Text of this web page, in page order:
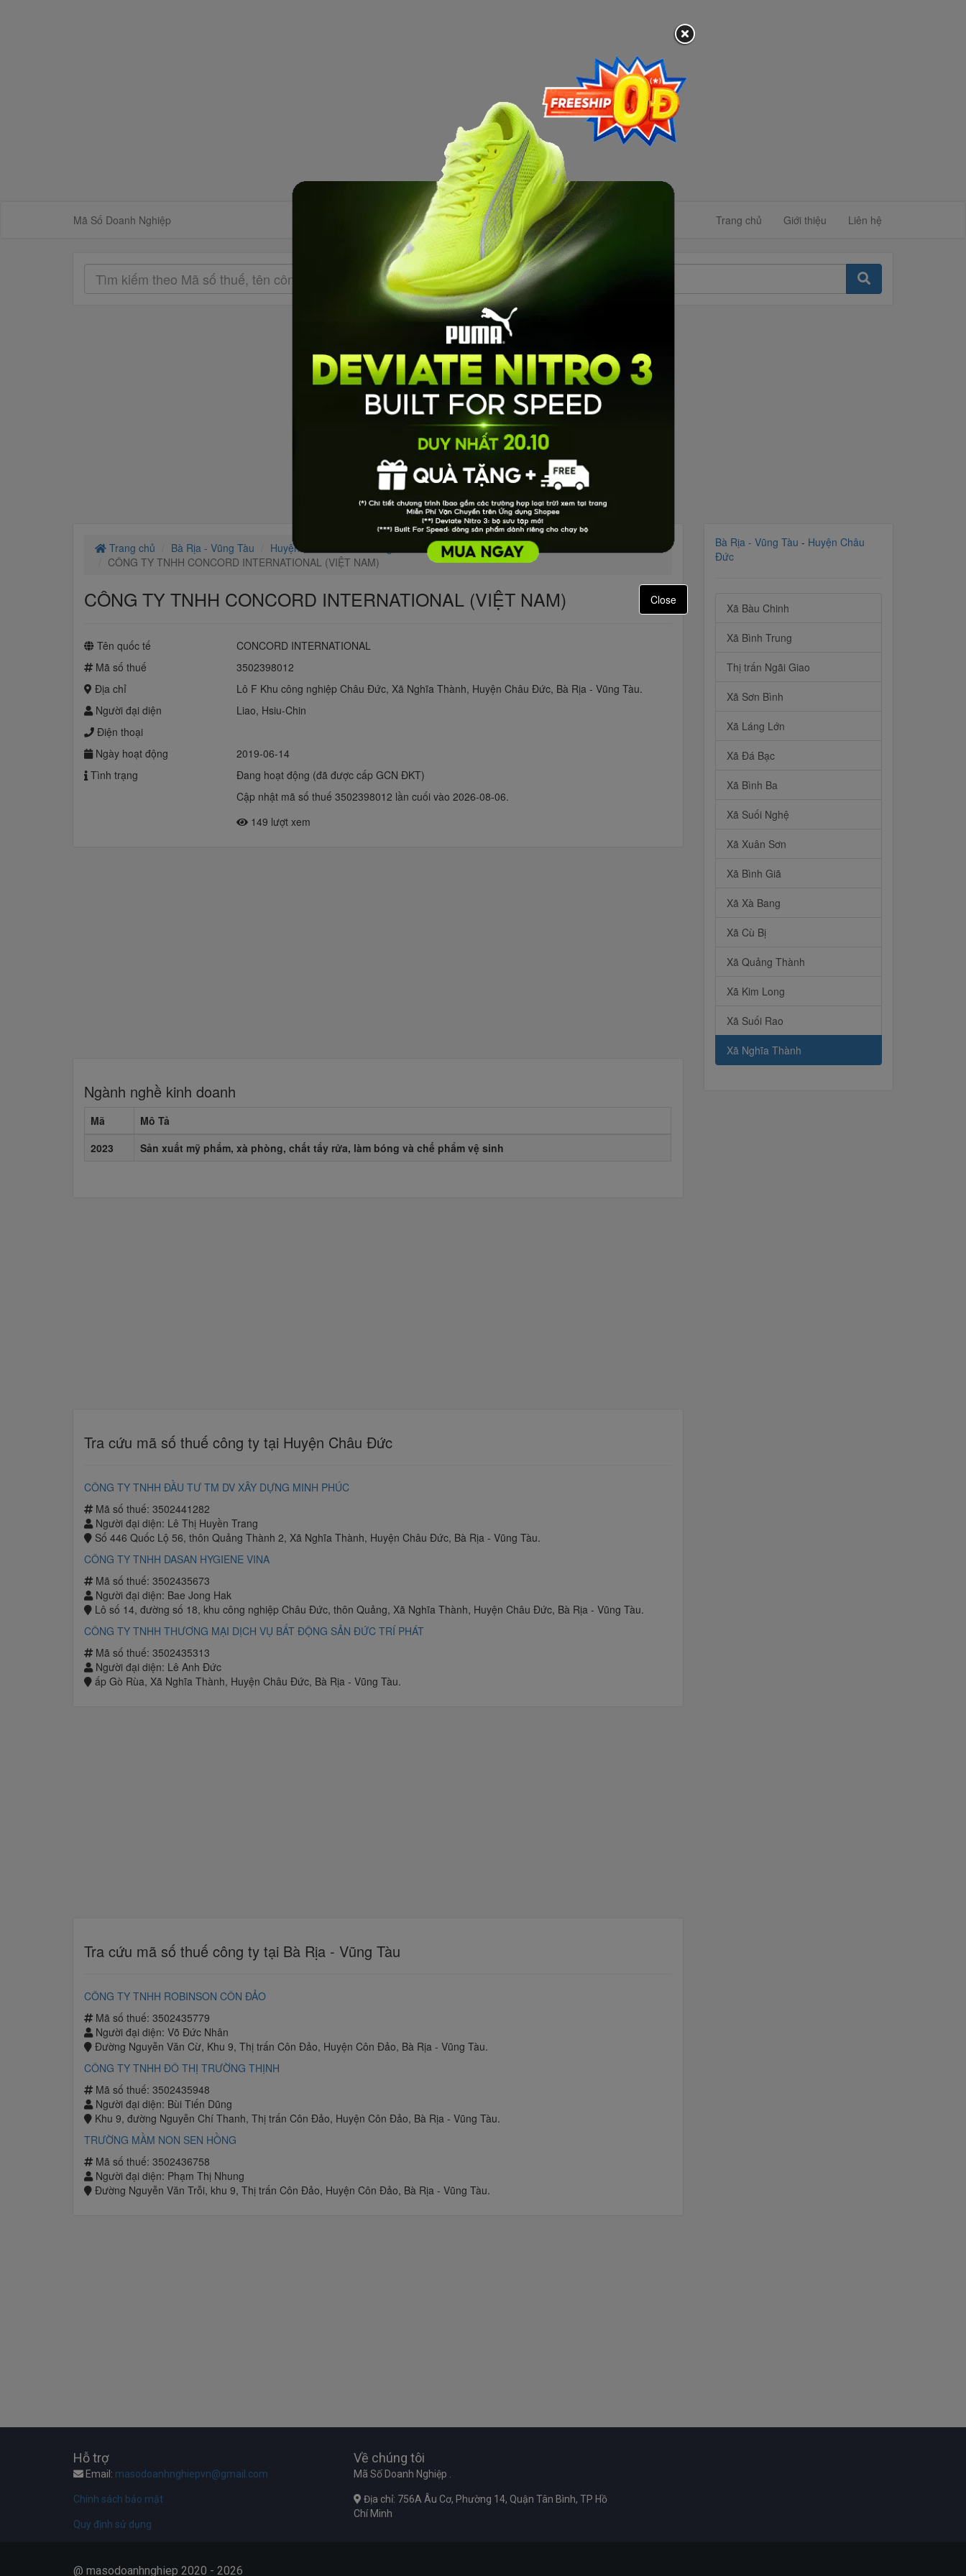
Mã Số Doanh Nghiệp Trang chủ Giới thiệu Liên hệ
Trang chủ Bà Rịa - Vũng Tàu Huyện Châu Đức
Xã Nghĩa Thành
CÔNG TY TNHH CONCORD INTERNATIONAL (VIỆT NAM)
CÔNG TY TNHH CONCORD INTERNATIONAL (VIỆT NAM)
Tên quốc tế
CONCORD INTERNATIONAL
Mã số thuế
3502398012
Địa chỉ
Lô F Khu công nghiệp Châu Đức, Xã Nghĩa Thành, Huyện Châu Đức, Bà Rịa - Vũng Tàu.
Người đại diện
Liao, Hsiu-Chin
Điện thoại
Ngày hoạt động
2019-06-14
Tình trạng
Đang hoạt động (đã được cấp GCN ĐKT)
Cập nhật mã số thuế 3502398012 lần cuối vào 2026-08-06.
149 lượt xem
Ngành nghề kinh doanh
Mã
Mô Tả
2023
Sản xuất mỹ phẩm, xà phòng, chất tẩy rửa, làm bóng và chế phẩm vệ sinh
Tra cứu mã số thuế công ty tại Huyện Châu Đức
CÔNG TY TNHH ĐẦU TƯ TM DV XÂY DỰNG MINH PHÚC
Mã số thuế: 3502441282
Người đại diện: Lê Thị Huyền Trang
Số 446 Quốc Lộ 56, thôn Quảng Thành 2, Xã Nghĩa Thành, Huyện Châu Đức, Bà Rịa - Vũng Tàu.
CÔNG TY TNHH DASAN HYGIENE VINA
Mã số thuế: 3502435673
Người đại diện: Bae Jong Hak
Lô số 14, đường số 18, khu công nghiệp Châu Đức, thôn Quảng, Xã Nghĩa Thành, Huyện Châu Đức, Bà Rịa - Vũng Tàu.
CÔNG TY TNHH THƯƠNG MẠI DỊCH VỤ BẤT ĐỘNG SẢN ĐỨC TRÍ PHÁT
Mã số thuế: 3502435313
Người đại diện: Lê Anh Đức
ấp Gò Rùa, Xã Nghĩa Thành, Huyện Châu Đức, Bà Rịa - Vũng Tàu.
Tra cứu mã số thuế công ty tại Bà Rịa - Vũng Tàu
CÔNG TY TNHH ROBINSON CÔN ĐẢO
Mã số thuế: 3502435779
Người đại diện: Võ Đức Nhân
Đường Nguyễn Văn Cừ, Khu 9, Thị trấn Côn Đảo, Huyện Côn Đảo, Bà Rịa - Vũng Tàu.
CÔNG TY TNHH ĐÔ THỊ TRƯỜNG THỊNH
Mã số thuế: 3502435948
Người đại diện: Bùi Tiến Dũng
Khu 9, đường Nguyễn Chí Thanh, Thị trấn Côn Đảo, Huyện Côn Đảo, Bà Rịa - Vũng Tàu.
TRƯỜNG MẦM NON SEN HỒNG
Mã số thuế: 3502436758
Người đại diện: Phạm Thị Nhung
Đường Nguyễn Văn Trỗi, khu 9, Thị trấn Côn Đảo, Huyện Côn Đảo, Bà Rịa - Vũng Tàu.
Bà Rịa - Vũng Tàu - Huyện Châu
Đức
Xã Bàu Chinh
Xã Bình Trung
Thị trấn Ngãi Giao
Xã Sơn Bình
Xã Láng Lớn
Xã Đá Bạc
Xã Bình Ba
Xã Suối Nghệ
Xã Xuân Sơn
Xã Bình Giã
Xã Xà Bang
Xã Cù Bị
Xã Quảng Thành
Xã Kim Long
Xã Suối Rao
Xã Nghĩa Thành
Hỗ trợ
Email: masodoanhnghiepvn@gmail.com
Chính sách bảo mật
Quy định sử dụng
Về chúng tôi
Mã Số Doanh Nghiệp .
Địa chỉ: 756A Âu Cơ, Phường 14, Quận Tân Bình, TP Hồ
Chí Minh
@ masodoanhnghiep 2020 - 2026
Close